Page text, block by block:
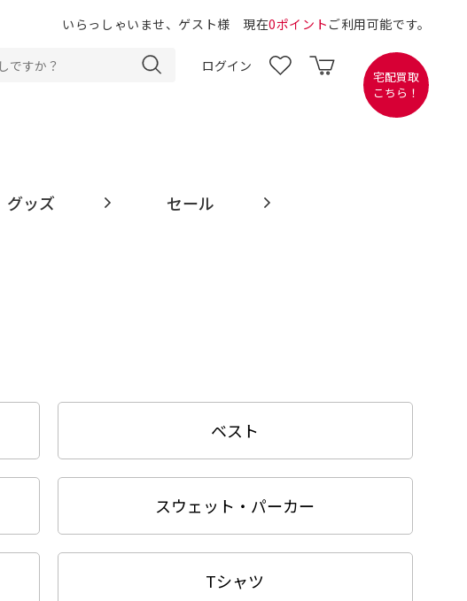
いらっしゃいませ、ゲスト様 現在0ポイント ご利用可能です。
ログイン
宅配買取
こちら！
グッズ セール
ベスト
スウェット・パーカー
Tシャツ